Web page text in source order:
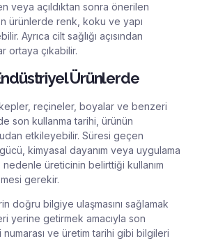
veya açıldıktan sonra önerilen
ürünlerde renk, koku ve yapı
Ayrıca cilt sağlığı açısından
ortaya çıkabilir.
Ürünlerde
reçineler, boyalar ve benzeri
son kullanma tarihi, ürünün
etkileyebilir. Süresi geçen
kimyasal dayanım veya uygulama
üreticinin belirttiği kullanım
gerekir.
doğru bilgiye ulaşmasını sağlamak
yerine getirmek amacıyla son
ve üretim tarihi gibi bilgileri